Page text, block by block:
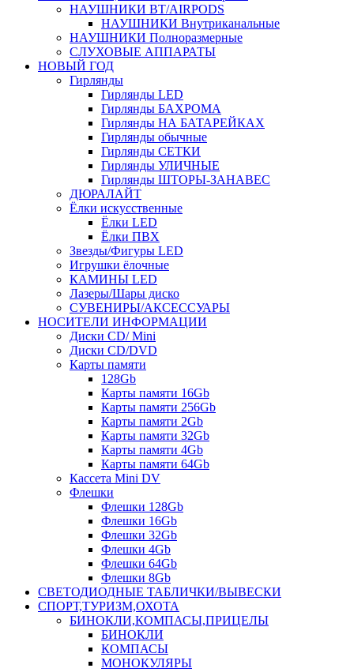
НАУШНИКИ BT/AIRPODS
НАУШНИКИ Внутриканальные
НАУШНИКИ Полноразмерные
СЛУХОВЫЕ АППАРАТЫ
НОВЫЙ ГОД
Гирлянды
Гирлянды LED
Гирлянды БАХРОМА
Гирлянды НА БАТАРЕЙКАХ
Гирлянды обычные
Гирлянды СЕТКИ
Гирлянды УЛИЧНЫЕ
Гирлянды ШТОРЫ-ЗАНАВЕС
ДЮРАЛАЙТ
Ёлки искусственные
Ёлки LED
Ёлки ПВХ
Звезды/Фигуры LED
Игрушки ёлочные
КАМИНЫ LED
Лазеры/Шары диско
СУВЕНИРЫ/АКСЕССУАРЫ
НОСИТЕЛИ ИНФОРМАЦИИ
Диски CD/ Mini
Диски CD/DVD
Карты памяти
128Gb
Карты памяти 16Gb
Карты памяти 256Gb
Карты памяти 2Gb
Карты памяти 32Gb
Карты памяти 4Gb
Карты памяти 64Gb
Кассета Mini DV
Флешки
Флешки 128Gb
Флешки 16Gb
Флешки 32Gb
Флешки 4Gb
Флешки 64Gb
Флешки 8Gb
СВЕТОДИОДНЫЕ ТАБЛИЧКИ/ВЫВЕСКИ
СПОРТ,ТУРИЗМ,ОХОТА
БИНОКЛИ,КОМПАСЫ,ПРИЦЕЛЫ
БИНОКЛИ
КОМПАСЫ
МОНОКУЛЯРЫ